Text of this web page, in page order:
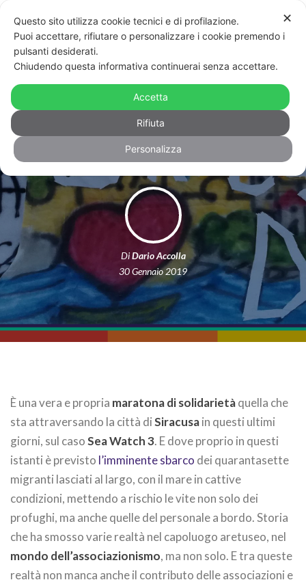
Sea Watch 3: perché la storia di
quella nave riguarda la gay
community
DiDario Accolla
30 Gennaio 2019
È una vera e propria maratona di solidarietàquella che
sta attraversando la città diSiracusain questi ultimi
giorni, sul casoSea Watch 3. E dove proprio in questi
istanti è previsto l’imminente sbarco dei quarantasette
migranti lasciati al largo, con il mare in cattive
condizioni, mettendo a rischio le vite non solo dei
profughi, ma anche quelle del personale a bordo. Storia
che ha smosso varie realtà nel capoluogo aretuseo, nel
mondo dell’associazionismo, ma non solo. E tra queste
realtà non manca anche il contributo delle associazioni e
✕
Questo sito utilizza cookie tecnici e di profilazione.
Puoi accettare, rifiutare o personalizzare i cookie premendo i
pulsanti desiderati.
Chiudendo questa informativa continuerai senza accettare.
Accetta
Rifiuta
Personalizza